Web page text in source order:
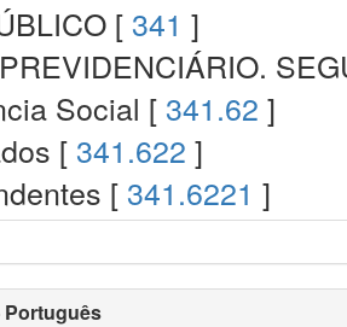
[ 341 ]
Social [ 341.62 ]
[ 341.622 ]
[ 341.6221 ]
Português